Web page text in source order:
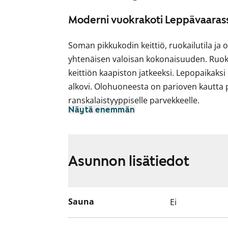
Moderni vuokrakoti
Soman pikkukodin keittiö, ruokailutila ja
yhtenäisen valoisan kokonaisuuden.
keittiön kaapiston jatkeeksi.
alkovi. Olohuoneesta on parioven kautta
ranskalaistyyppiselle parvekkeelle.
keraaminen liesitaso, kalusteuuni,
Näytä enemmän
Asunnon lisätiedot
Sauna Ei